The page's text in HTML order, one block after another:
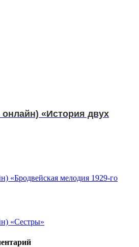
онлайн) «История двух
«Бродвейская мелодия 1929-го
«Сестры»